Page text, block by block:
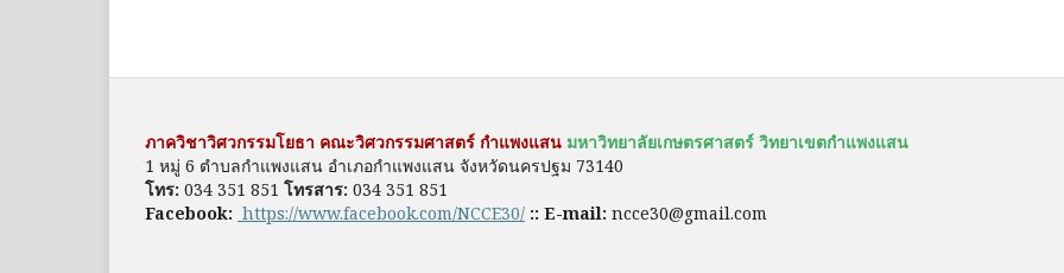
ภาควิชาวิศวกรรมโยธา คณะวิศวกรรมศาสตร์ กำแพงแสน มหาวิทยาลัยเกษตรศาสตร์ วิทยาเขตกำแพงแสน
1 หมู่ 6 ตำบลกำแพงแสน อำเภอกำแพงแสน จังหวัดนครปฐม 73140
โทร: 034 351 851 โทรสาร: 034 351 851
Facebook: https://www.facebook.com/NCCE30/ :: E-mail: ncce30@gmail.com